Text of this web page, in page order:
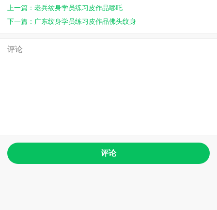
上一篇：老兵纹身学员练习皮作品哪吒
下一篇：广东纹身学员练习皮作品佛头纹身
评论